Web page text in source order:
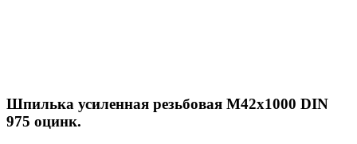
Шпилька усиленная резьбовая M42x1000 DIN
975 оцинк.